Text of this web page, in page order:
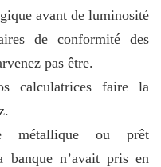
avant de luminosité
de conformité des
pas être.
calculatrices faire la
métallique ou prêt
banque n’avait pris en